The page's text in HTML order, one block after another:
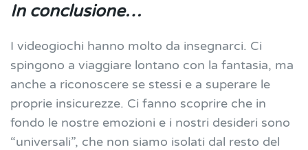
In conclusione…
I videogiochi hanno molto da insegnarci. Ci
spingono a viaggiare lontano con la fantasia, ma
anche a riconoscere se stessi e a superare le
proprie insicurezze. Ci fanno scoprire che in
fondo le nostre emozioni e i nostri desideri sono
“universali”, che non siamo isolati dal resto del